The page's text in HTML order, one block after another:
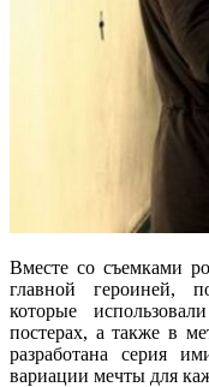
Вместе со съемками
главной героиней,
которые
постерах, а также в
разработана серия
вариации мечты для